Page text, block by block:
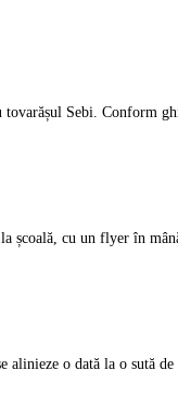
Sebi. Conform
școală, cu un flyer în
alinieze o dată la o sută